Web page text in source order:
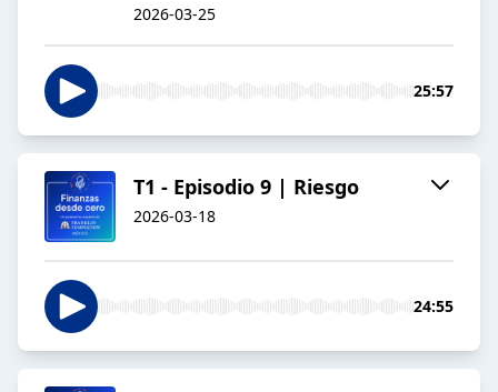
2026-03-25
25:57
T1 - Episodio 9 | Riesgo
2026-03-18
24:55